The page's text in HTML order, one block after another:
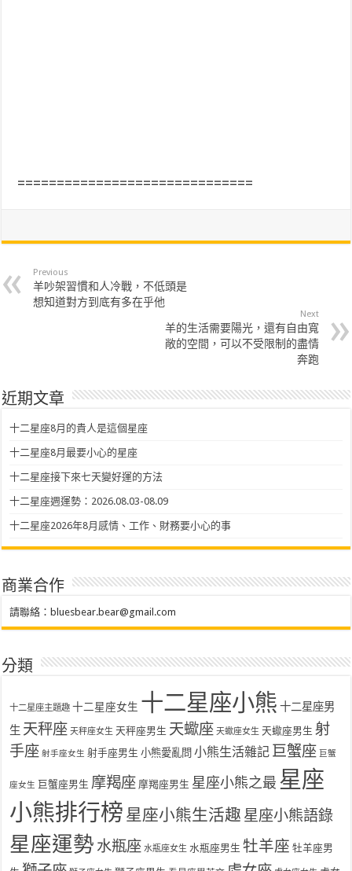
==============================
Previous
羊吵架習慣和人冷戰，不低頭是
想知道對方到底有多在乎他
Next
羊的生活需要陽光，還有自由寬
敞的空間，可以不受限制的盡情
奔跑
近期文章
十二星座8月的貴人是這個星座
十二星座8月最要小心的星座
十二星座接下來七天變好運的方法
十二星座週運勢：2026.08.03-08.09
十二星座2026年8月感情、工作、財務要小心的事
商業合作
請聯絡： bluesbear.bear@gmail.com
分類
十二星座主題趣 十二星座女生 十二星座小熊 十二星座男
生 天秤座 天秤座女生 天秤座男生 天蠍座 天蠍座女生 天蠍座男生 射
手座 射手座女生 射手座男生 小熊愛亂問 小熊生活雜記 巨蟹座 巨蟹
座女生 巨蟹座男生 摩羯座 摩羯座男生 星座小熊之最 星座
小熊排行榜 星座小熊生活趣 星座小熊語錄
星座運勢 水瓶座 水瓶座女生 水瓶座男生 牡羊座 牡羊座男